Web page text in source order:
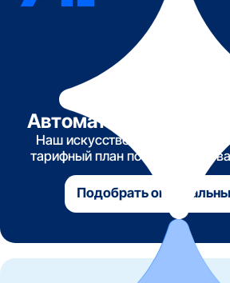
Автоматический
Наш искусственный
тарифный план по указанным
Подобрать